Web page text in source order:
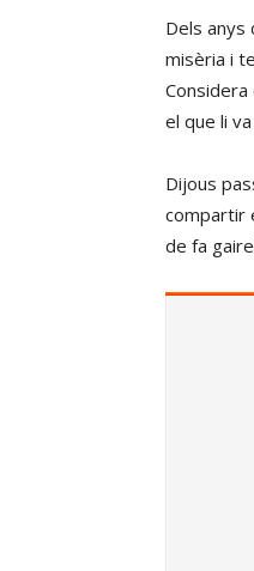
Dels anys
misèria i
Considera
el que li
Dijous
compartir
de fa